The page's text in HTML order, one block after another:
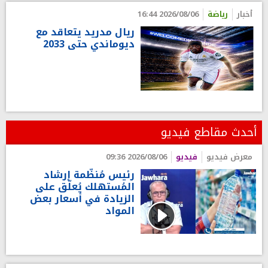
أخبار رياضة 2026/08/06 16:44
ريال مدريد يتعاقد مع
ديوماندي حتى 2033
أحدث مقاطع فيديو
معرض فيديو فيديو 2026/08/06 09:36
رئيس مُنظّمة إرشاد
المُستهلك يُعلّق على
الزيادة في أسعار بعض
المواد